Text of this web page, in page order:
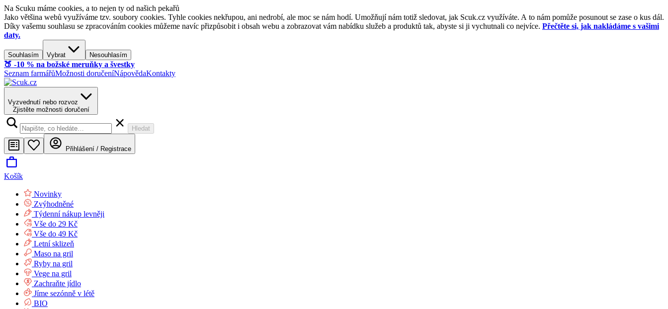
Na Scuku máme cookies, a to nejen ty od našich pekařů
Jako většina webů využíváme tzv. soubory cookies. Tyhle cookies nekřupou, ani nedrobí, ale moc se nám hodí. Umožňují nám totiž sledovat, jak Scuk.cz využíváte. A to nám pomůže posunout se zase o kus dál.
Díky vašemu souhlasu se zpracováním cookies můžeme navíc přizpůsobit i obsah webu a zobrazovat vám nabídku služeb a produktů tak, abyste si ji vychutnali co nejvíce. Přečtěte si, jak nakládáme s vašimi
daty.
Souhlasím Vybrat Nesouhlasím
🍑​ -10 % na božské meruňky a švestky
Seznam farmářůMožnosti doručeníNápovědaKontakty
Vyzvednutí nebo rozvoz
Zjistěte možnosti doručení
Hledat
Přihlášení / Registrace
Košík
Novinky
Zvýhodněné
Týdenní nákup levněji
Vše do 29 Kč
Vše do 49 Kč
Letní sklizeň
Maso na gril
Ryby na gril
Vege na gril
Zachraňte jídlo
Jíme sezónně v létě
BIO